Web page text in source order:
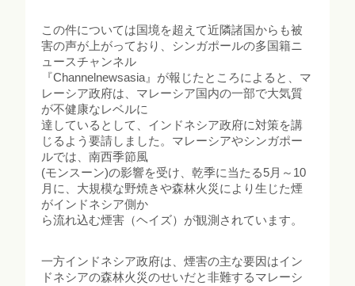
この件については国境を超えて近隣諸国からも被
害の声が上がっており、シンガポールの多国籍ニ
ュースチャンネル
『Channelnewsasia』が報じたところによると、マ
レーシア政府は、マレーシア国内の一部で大気質
が不健康なレベルに
達しているとして、インドネシア政府に対策を講
じるよう要請しました。マレーシアやシンガポー
ルでは、南西季節風
(モンスーン)の影響を受け、乾季に当たる5月～10
月に、大規模な野焼きや森林火災により生じた煙
がインドネシア側か
ら流れ込む煙害（ヘイズ）が観測されています。
一方インドネシア政府は、煙害の主な要因はイン
ドネシアの森林火災のせいだと非難するマレーシ